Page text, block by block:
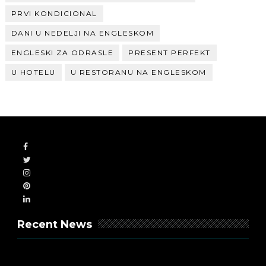
PRVI KONDICIONAL
DANI U NEDELJI NA ENGLESKOM
ENGLESKI ZA ODRASLE PRESENT PERFEKT
U HOTELU U RESTORANU NA ENGLESKOM
Recent News